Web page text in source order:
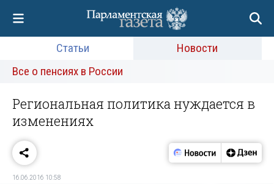
Статьи
Новости
Все о пенсиях в России
Региональная политика нуждается в
изменениях
16.06.2016 10:58